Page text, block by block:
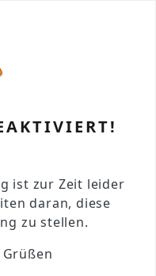
ist zur Zeit leider
daran, diese
zu stellen.